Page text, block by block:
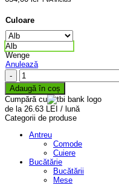
Culoare
Alb
Wenge
Anulează
Cantitate
Oglindă
Verona
Adaugă în coș
Cumpără cu
de la 26.63 LEI / lună
Categorii de produse
Antreu
Comode
Cuiere
Bucătărie
Bucătării
Mese